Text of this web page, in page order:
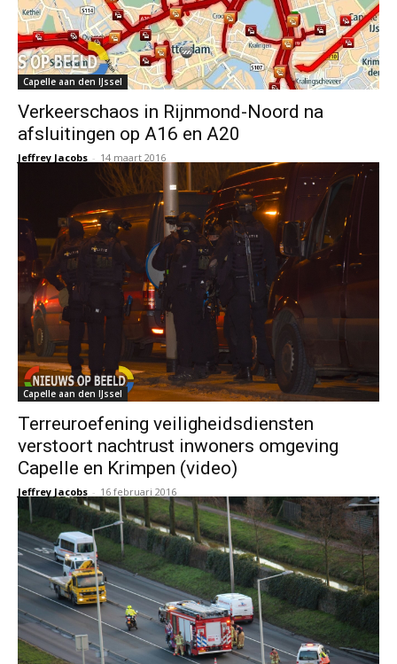
Capelle aan den IJssel
Verkeerschaos in Rijnmond-Noord na
afsluitingen op A16 en A20
Jeffrey Jacobs - 14 maart 2016
Capelle aan den IJssel
Terreuroefening veiligheidsdiensten
verstoort nachtrust inwoners omgeving
Capelle en Krimpen (video)
Jeffrey Jacobs - 16 februari 2016